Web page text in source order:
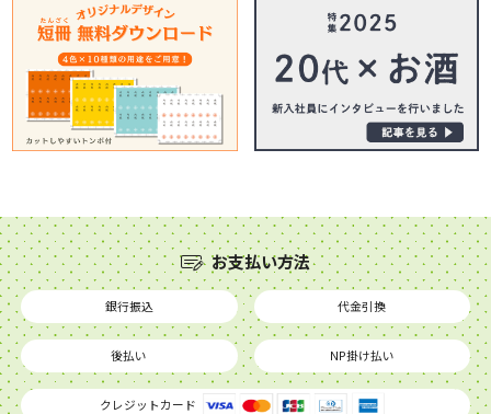
お支払い方法
銀行振込 代金引換
後払い NP掛け払い
クレジットカード